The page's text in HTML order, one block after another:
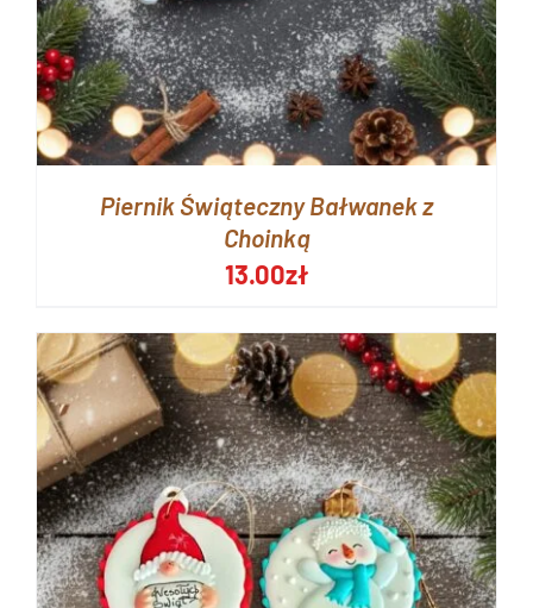
Piernik Świąteczny Bałwanek z
Choinką
13.00zł